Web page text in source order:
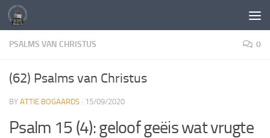
Skip to content
PSALMS VAN CHRISTUS 0
(62) Psalms van Christus
BY ATTIE BOGAARDS · 15/09/2020
Psalm 15 (4): geloof geëis wat vrugte